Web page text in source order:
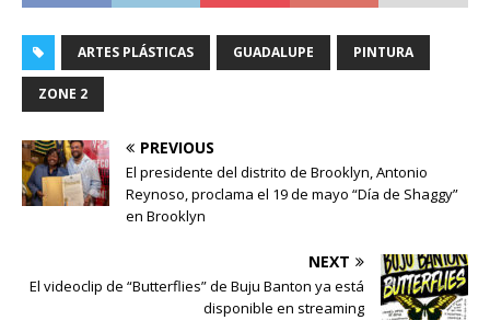
ARTES PLÁSTICAS GUADALUPE PINTURA
ZONE 2
PREVIOUS
El presidente del distrito de Brooklyn, Antonio
Reynoso, proclama el 19 de mayo “Día de Shaggy”
en Brooklyn
NEXT
El videoclip de “Butterflies” de Buju Banton ya está
disponible en streaming